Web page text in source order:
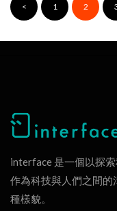
< 1 2
interface 是一個以探
作為科技與人們之間的
種樣貌。